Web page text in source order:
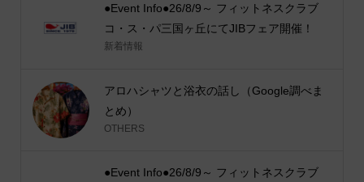
●Event Info●26/8/9～ フィットネスクラブ
コ・ス・パ三国ヶ丘にてJIBフェア開催！
新着情報
アロハシャツと浴衣の話し（Google調べま
とめ）
OTHERS
●Event Info●26/8/9～ フィットネスクラブ